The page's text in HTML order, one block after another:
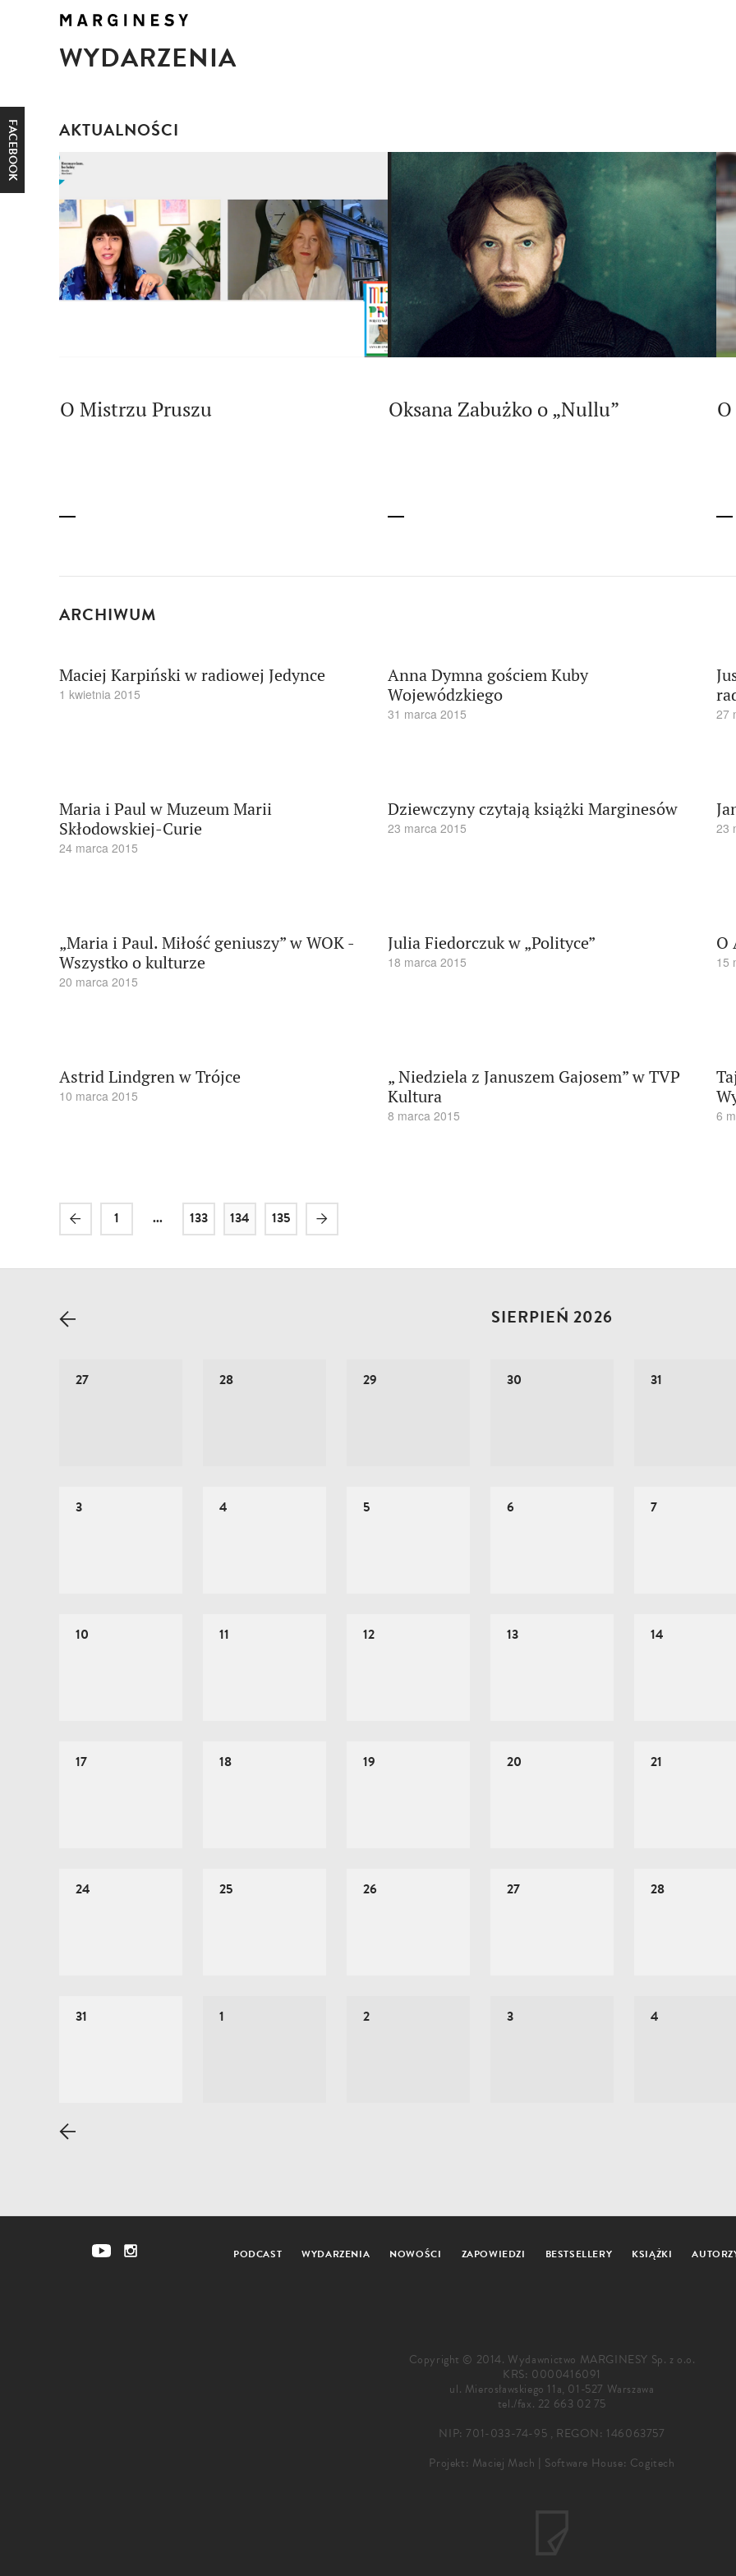
FACEBOOK
WYDARZENIA
AKTUALNOŚCI
O Mistrzu Pruszu Oksana Zabużko o „Nullu”
ARCHIWUM
Maciej Karpiński w radiowej Jedynce
1 kwietnia 2015
Anna Dymna gościem Kuby
Wojewódzkiego
31 marca 2015 27
Maria i Paul w Muzeum Marii
Skłodowskiej-Curie
24 marca 2015
Dziewczyny czytają książki Marginesów
23 marca 2015 23
„Maria i Paul. Miłość geniuszy” w WOK -
Wszystko o kulturze
20 marca 2015
Julia Fiedorczuk w „Polityce”
18 marca 2015
O
15
Astrid Lindgren w Trójce
10 marca 2015
„ Niedziela z Januszem Gajosem” w TVP
Kultura
8 marca 2015 6
1 ... 133 134 135
SIERPIEŃ 2026
27 28 29 30 31
3 4 5 6 7
10 11 12 13 14
17 18 19 20 21
24 25 26 27 28
31 1 2 3 4
PODCAST WYDARZENIA NOWOŚCI ZAPOWIEDZI BESTSELLERY KSIĄŻKI
Copyright © 2014. Wydawnictwo MARGINESY Sp. z o.o.
KRS: 0000416091
ul. Mierosławskiego 11a, 01-527 Warszawa
tel./fax. 22 663 02 75
NIP: 701-033-74-95 , REGON: 146063757
Projekt: Maciej Mach | Software House: Cogitech